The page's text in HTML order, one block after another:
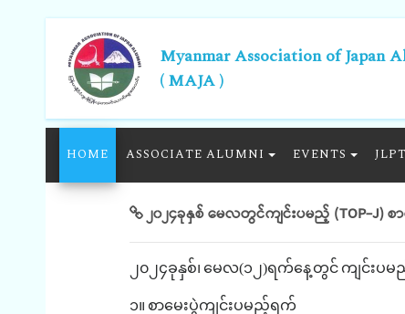
Myanmar Association of Japan
( MAJA )
HOME ASSOCIATE ALUMNI EVENTS JLPT
၂၀၂၄ခုနှစ် မေလတွင်ကျင်းပမည့် (TOP-J)
၂၀၂၄ခုနှစ်၊ မေလ(၁၂)ရက်နေ့တွင် ကျင်းပမ
၁။ စာမေးပွဲကျင်းပမည့်ရက်